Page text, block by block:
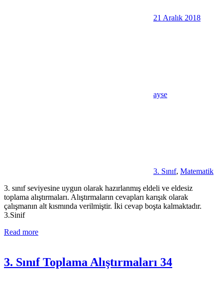
21 Aralık 2018
ayse
3. Sınıf, Matematik
3. sınıf seviyesine uygun olarak hazırlanmış eldeli ve eldesiz
toplama alıştırmaları. Alıştırmaların cevapları karışık olarak
çalışmanın alt kısmında verilmiştir. İki cevap boşta kalmaktadır.
3.Sinif
Read more
3. Sınıf Toplama Alıştırmaları 34